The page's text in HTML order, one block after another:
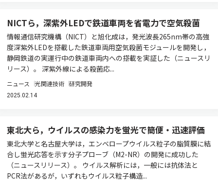
NICTら，深紫外LEDで鉄道車両を省電力で空気殺菌
情報通信研究機構（NICT）と旭化成は，発光波長265nm帯の高強
度深紫外LEDを搭載した鉄道車両用空気殺菌モジュールを開発し，
静岡鉄道の実運行中の鉄道車両内への搭載を実証した（ニュースリ
リース）。 深紫外線による殺菌応...
ニュース 光関連技術 研究開発
2025.02.14
東北大ら，ウイルスの感染力を蛍光で簡便・迅速評価
東北大学と名古屋大学は，エンベロープウイルス粒子の脂質膜に結
合し蛍光応答を示す分子プローブ（M2-NR）の開発に成功した
（ニュースリリース）。 ウイルス解析には，一般には抗体法と
PCR法があるが，いずれもウイルス粒子構造...